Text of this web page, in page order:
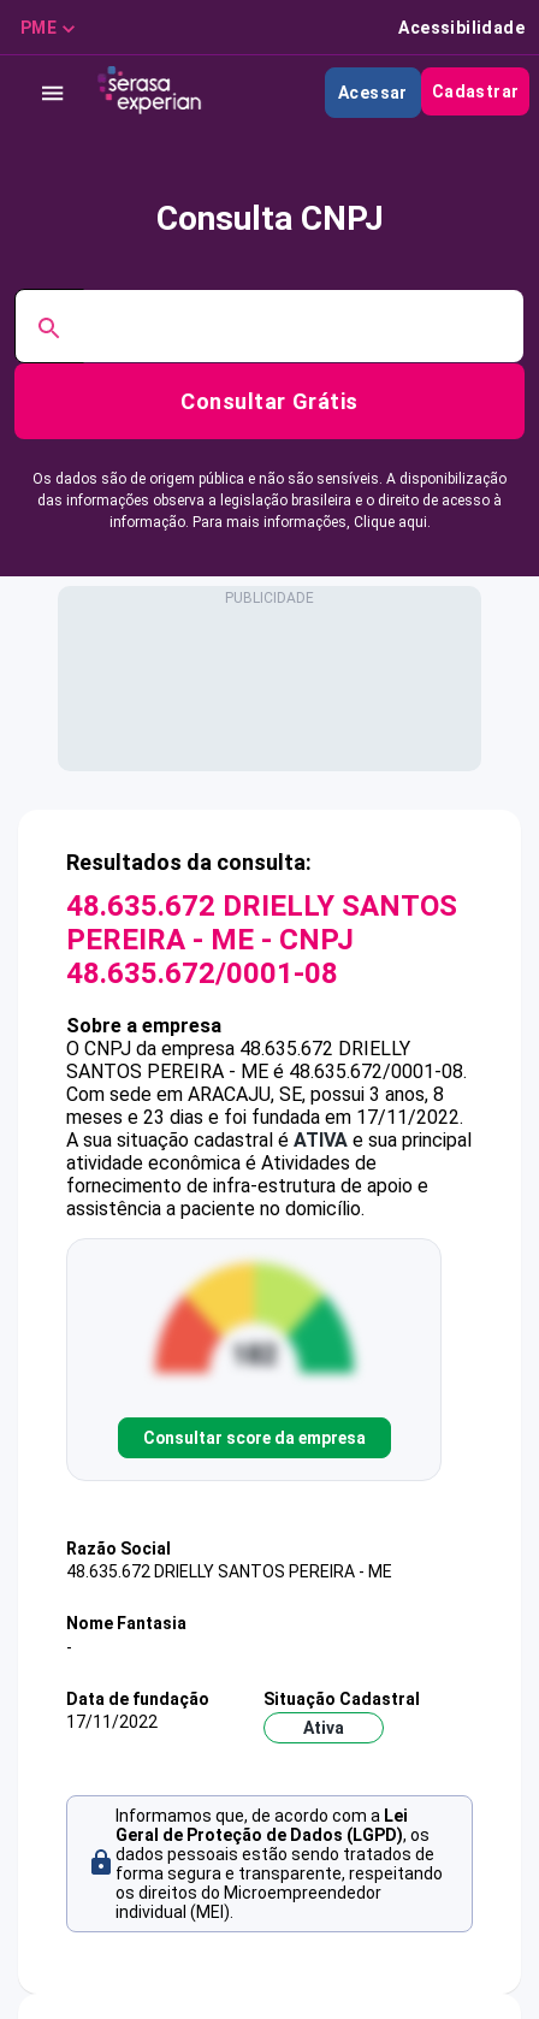
PME Acessibilidade
Acessar Cadastrar
Consulta CNPJ
Consultar Grátis
Os dados são de origem pública e não são sensíveis. A disponibilização
das informações observa a legislação brasileira e o direito de acesso à
informação. Para mais informações, Clique aqui.
Resultados da consulta:
48.635.672 DRIELLY SANTOS
PEREIRA - ME - CNPJ
48.635.672/0001-08
Sobre a empresa
O CNPJ da empresa 48.635.672 DRIELLY
SANTOS PEREIRA - ME é 48.635.672/0001-08.
Com sede em ARACAJU, SE, possui 3 anos, 8
meses e 23 dias e foi fundada em 17/11/2022.
A sua situação cadastral é ATIVA e sua principal
atividade econômica é Atividades de
fornecimento de infra-estrutura de apoio e
assistência a paciente no domicílio.
Consultar score da empresa
Razão Social
48.635.672 DRIELLY SANTOS PEREIRA - ME
Nome Fantasia
-
Data de fundação
17/11/2022
Situação Cadastral
Ativa
Informamos que, de acordo com a Lei
Geral de Proteção de Dados (LGPD), os
dados pessoais estão sendo tratados de
forma segura e transparente, respeitando
os direitos do Microempreendedor
individual (MEI).